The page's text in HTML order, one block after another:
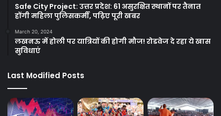
Safe City Project: उत्तर प्रदेश: 61 असुरक्षित स्थानों पर तैनात
होंगी महिला पुलिसकर्मी, पढ़िए पूरी खबर
March 20, 2024
लखनऊ में होली पर यात्रियों की होगी मौज! रोडवेज दे रहा ये खास
सुविधाएं
Last Modified Posts